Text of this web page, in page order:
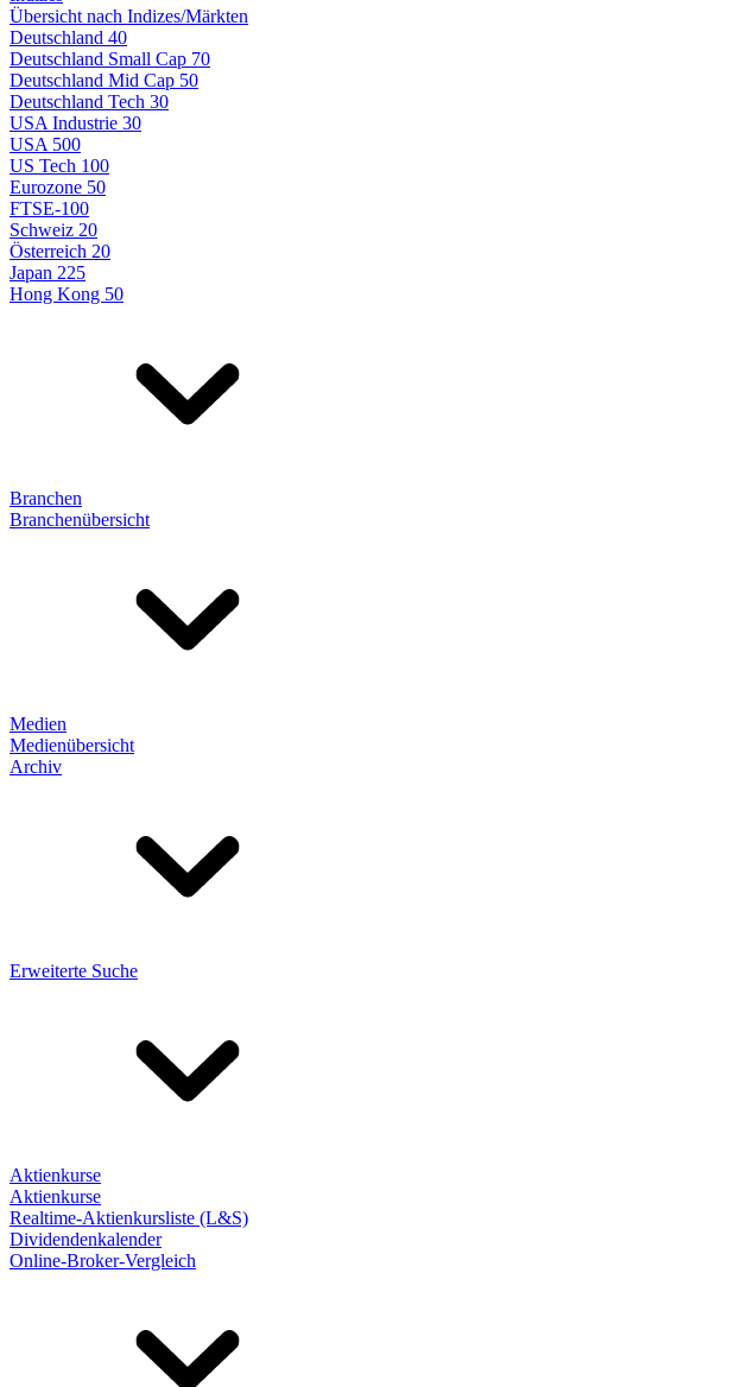
Übersicht nach Indizes/Märkten
Deutschland 40
Deutschland Small Cap 70
Deutschland Mid Cap 50
Deutschland Tech 30
USA Industrie 30
USA 500
US Tech 100
Eurozone 50
FTSE-100
Schweiz 20
Österreich 20
Japan 225
Hong Kong 50
Branchen
Branchenübersicht
Medien
Medienübersicht
Archiv
Erweiterte Suche
Aktienkurse
Aktienkurse
Realtime-Aktienkursliste (L&S)
Dividendenkalender
Online-Broker-Vergleich